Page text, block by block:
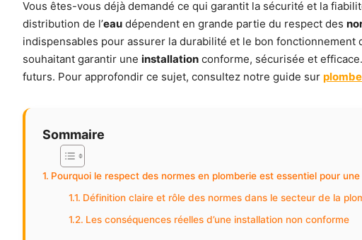
Vous êtes-vous déjà demandé ce qui garantit la sécurité et la
distribution de l’eau dépendent en grande partie du respect des
indispensables pour assurer la durabilité et le bon
souhaitant garantir une installation conforme, sécurisée et
futurs. Pour approfondir ce sujet, consultez notre guide sur
Sommaire
Pourquoi le respect des normes en plomberie est essentiel pour
Définition claire et rôle des normes dans le secteur de la
Les conséquences réelles d’une installation non conforme